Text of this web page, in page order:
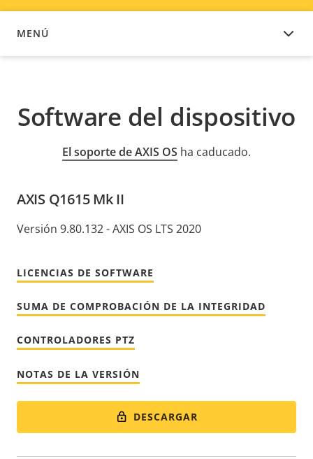
MENÚ
SOFTWARE DEL DISPOSITIVO
Software del dispositivo
El soporte de AXIS OS ha caducado.
AXIS Q1615 Mk II
Versión 9.80.132 - AXIS OS LTS 2020
LICENCIAS DE SOFTWARE
SUMA DE COMPROBACIÓN DE LA INTEGRIDAD
CONTROLADORES PTZ
NOTAS DE LA VERSIÓN
DESCARGAR